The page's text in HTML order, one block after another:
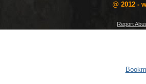
@ 2012 -
Report